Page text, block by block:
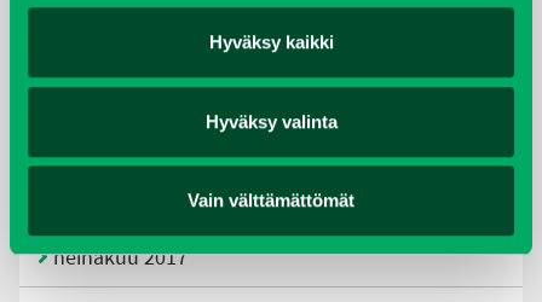
Hyväksy kaikki
Hyväksy valinta
Vain välttämättömät
helmikuu 2019
elokuu 2018
heinäkuu 2017